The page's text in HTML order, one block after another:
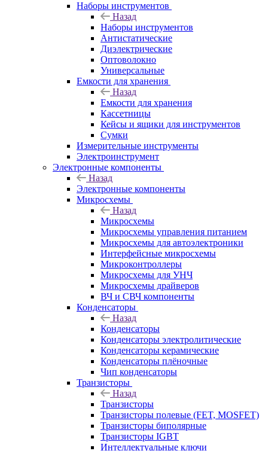
Наборы инструментов
Назад
Наборы инструментов
Антистатические
Диэлектрические
Оптоволокно
Универсальные
Емкости для хранения
Назад
Емкости для хранения
Кассетницы
Кейсы и ящики для инструментов
Сумки
Измерительные инструменты
Электроинструмент
Электронные компоненты
Назад
Электронные компоненты
Микросхемы
Назад
Микросхемы
Микросхемы управления питанием
Микросхемы для автоэлектроники
Интерфейсные микросхемы
Микроконтроллеры
Микросхемы для УНЧ
Микросхемы драйверов
ВЧ и СВЧ компоненты
Конденсаторы
Назад
Конденсаторы
Конденсаторы электролитические
Конденсаторы керамические
Конденсаторы плёночные
Чип конденсаторы
Транзисторы
Назад
Транзисторы
Транзисторы полевые (FET, MOSFET)
Транзисторы биполярные
Транзисторы IGBT
Интеллектуальные ключи